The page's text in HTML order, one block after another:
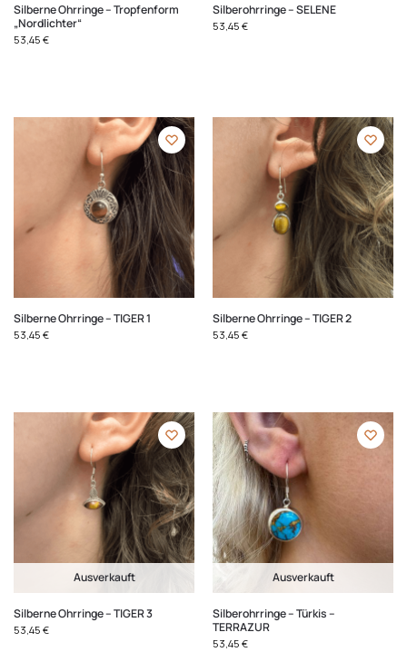
Silberne Ohrringe – Tropfenform
„Nordlichter“
53,45 €
Silberohrringe – SELENE
53,45 €
Silberne Ohrringe – TIGER 1
53,45 €
Silberne Ohrringe – TIGER 2
53,45 €
Ausverkauft
Silberne Ohrringe – TIGER 3
53,45 €
Ausverkauft
Silberohrringe – Türkis –
TERRAZUR
53,45 €